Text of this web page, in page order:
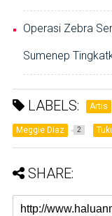
Operasi Zebra
Sumenep
LABELS: Artis
Meggie Diaz 2
SHARE: